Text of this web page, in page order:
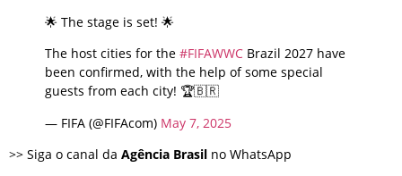
🌟 The stage is set! 🌟
The host cities for the #FIFAWWC Brazil 2027 have
been confirmed, with the help of some special
guests from each city! 🏆🇧🇷
— FIFA (@FIFAcom) May 7, 2025
>> Siga o canal da Agência Brasil no WhatsApp